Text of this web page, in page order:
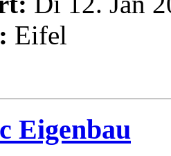
Eifel
Eigenbau